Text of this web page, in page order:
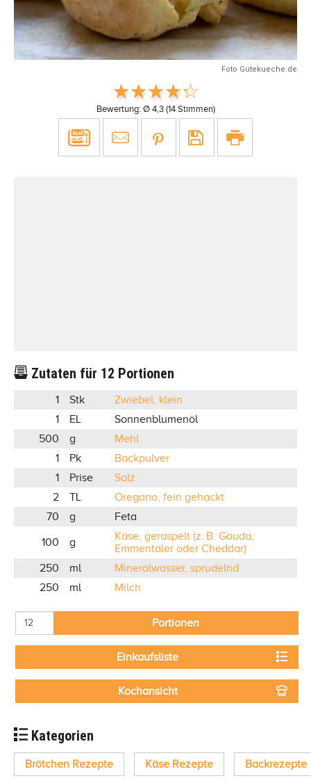
Foto Gutekueche.de
Bewertung: Ø 4,3(14Stimmen)
Zutaten für 12 Portionen
1 Stk
Zwiebel, klein
1
EL
Sonnenblumenöl
500
g
Mehl
1
Pk
Backpulver
1
Prise
Salz
2
TL
Oregano, fein gehackt
70
g Feta
100 g
Käse, geraspelt (z. B. Gouda,
Emmentaler oder Cheddar)
250
ml
Mineralwasser, sprudelnd
250
ml Milch
Portionen
Einkaufsliste
Kochansicht
Kategorien
Brötchen Rezepte Käse Rezepte Backrezepte